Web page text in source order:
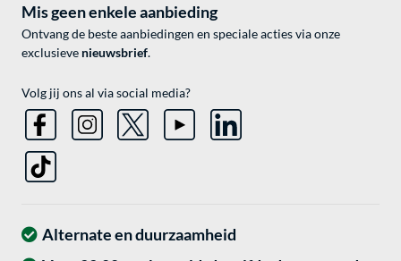
Mis geen enkele aanbieding
Ontvang de beste aanbiedingen en speciale acties via onze
exclusieve nieuwsbrief.
Volg jij ons al via social media?
Alternate en duurzaamheid